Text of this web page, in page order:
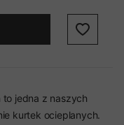
to jedna z naszych
kurtek ocieplanych.